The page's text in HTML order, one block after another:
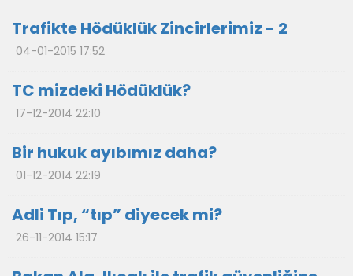
Trafikte Hödüklük Zincirlerimiz - 2
04-01-2015 17:52
TC mizdeki Hödüklük?
17-12-2014 22:10
Bir hukuk ayıbımız daha?
01-12-2014 22:19
Adli Tıp, “tıp” diyecek mi?
26-11-2014 15:17